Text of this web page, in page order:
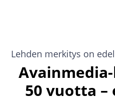
Lehden merkitys on
50 vuotta